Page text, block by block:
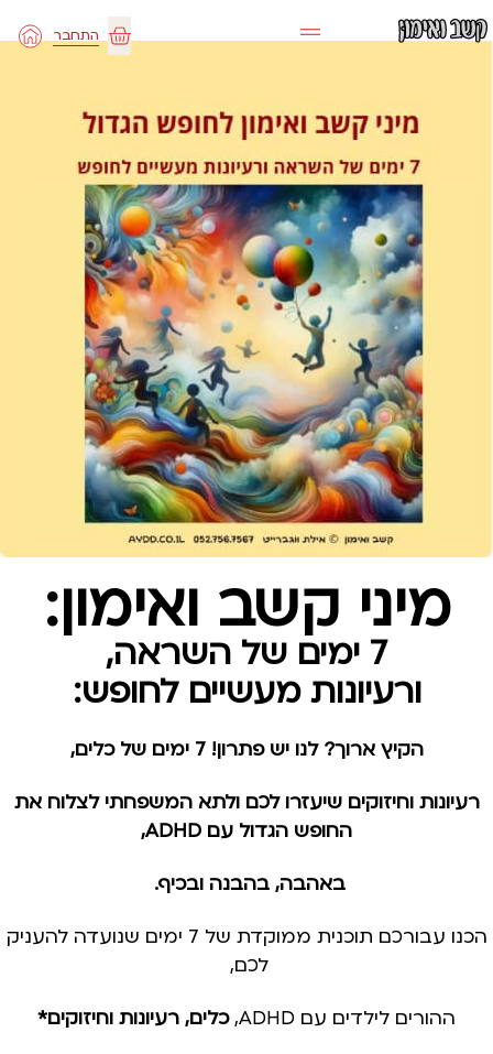
דילוג
לתוכן
עגלת
קניות
התחבר
מיני קשב ואימון:
7 ימים של השראה,
ורעיונות מעשיים לחופש:
הקיץ ארוך? לנו יש פתרון! 7 ימים של כלים,
רעיונות וחיזוקים שיעזרו לכם ולתא המשפחתי לצלוח את
החופש הגדול עם ADHD,
באהבה, בהבנה ובכיף.
הכנו עבורכם תוכנית ממוקדת של 7 ימים שנועדה להעניק
לכם,
ההורים לילדים עם ADHD, כלים, רעיונות וחיזוקים*